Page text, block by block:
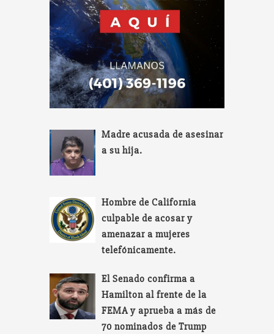
Madre acusada de asesinar
a su hija.
Hombre de California
culpable de acosar y
amenazar a mujeres
telefónicamente.
El Senado confirma a
Hamilton al frente de la
FEMA y aprueba a más de
70 nominados de Trump